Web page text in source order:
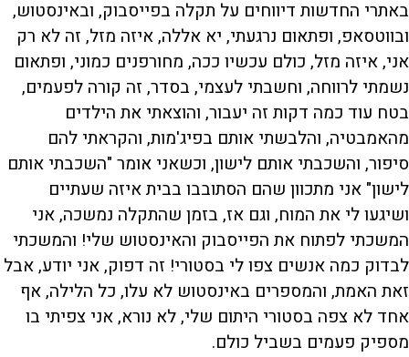
באתרי החדשות דיווחים על תקלה בפייסבוק, ובאינסטוש,
ובווטסאפ, ופתאום נרגעתי, יא אללה, איזה מזל, זה לא רק
אני, איזה מזל, כולם עכשיו ככה, מחורפנים כמוני, ופתאום
נשמתי לרווחה, וחשבתי לעצמי, בסדר, זה קורה לפעמים,
בטח עוד כמה דקות זה יעבור, והוצאתי את הילדים
מהאמבטיה, והלבשתי אותם בפיג'מות, והקראתי להם
סיפור, והשכבתי אותם לישון, וכשאני אומר "השכבתי אותם
לישון" אני מתכוון שהם הסתובבו בבית איזה שעתיים
ושיגעו לי את המוח, וגם אז, בזמן שהתקלה נמשכה, אני
המשכתי לפתוח את הפייסבוק והאינסטוש שלי! והמשכתי
לבדוק כמה אנשים צפו לי בסטורי! זה דפוק, אני יודע, אבל
זאת האמת, והמספרים באינסטוש לא עלו, כל הלילה, אף
אחד לא צפה בסטורי היתום שלי, לא נורא, אני צפיתי בו
מספיק פעמים בשביל כולם.